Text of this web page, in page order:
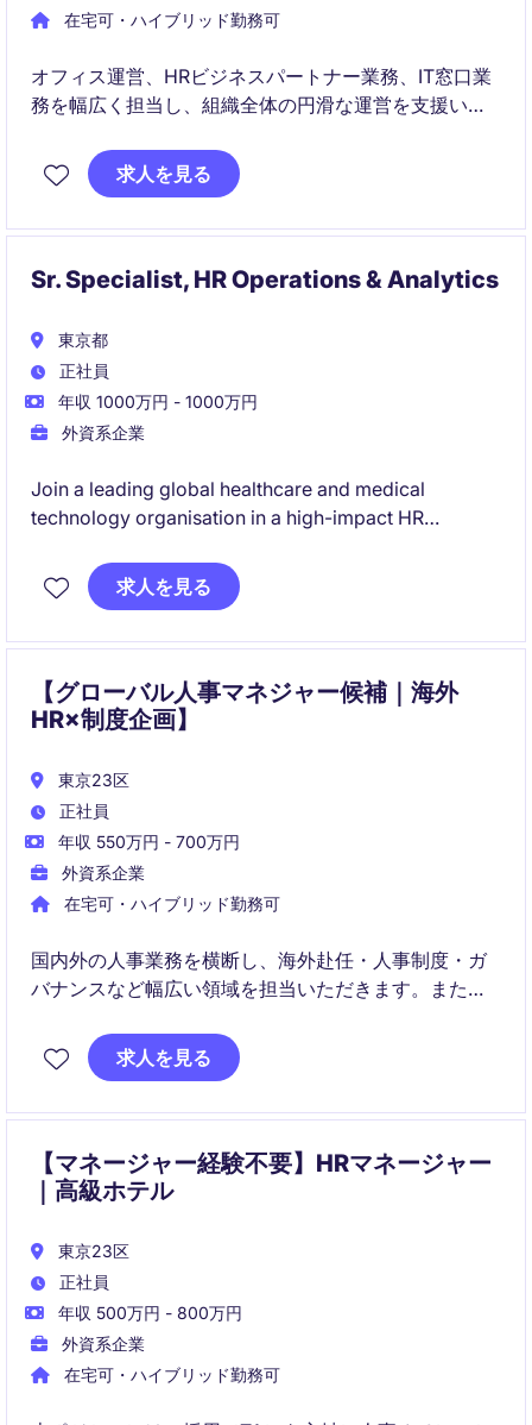
在宅可・ハイブリッド勤務可
オフィス運営、HRビジネスパートナー業務、IT窓口業
務を幅広く担当し、組織全体の円滑な運営を支援いた
ら、従業員体験の向上と業務プロセスの改善に貢献で
きるポジションです。
求人を見る
Sr. Specialist, HR Operations & Analytics
東京都
正社員
年収 1000万円 - 1000万円
外資系企業
Join a leading global healthcare and medical
technology organisation in a high-impact HR
business in Japan. This position combines employee
lifecycle management, HR process improvement,
求人を見る
【グローバル人事マネジャー候補｜海外
HR×制度企画】
東京23区
正社員
年収 550万円 - 700万円
外資系企業
在宅可・ハイブリッド勤務可
国内外の人事業務を横断し、海外赴任・人事制度・ガ
バナンスなど幅広い領域を担当いただきます。また、
核として組織成長に貢献していただきます。
求人を見る
【マネージャー経験不要】HRマネージャー
｜高級ホテル
東京23区
正社員
年収 500万円 - 800万円
外資系企業
在宅可・ハイブリッド勤務可